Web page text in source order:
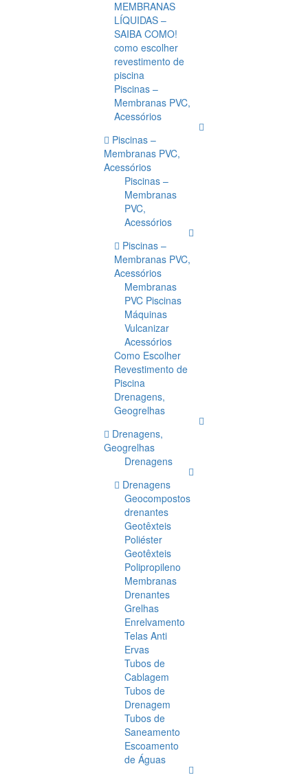
MEMBRANAS
LÍQUIDAS –
SAIBA COMO!
como escolher
revestimento de
piscina
Piscinas –
Membranas PVC,
Acessórios
Piscinas –
Membranas PVC,
Acessórios
Piscinas –
Membranas
PVC,
Acessórios
Piscinas –
Membranas PVC,
Acessórios
Membranas
PVC Piscinas
Máquinas
Vulcanizar
Acessórios
Como Escolher
Revestimento de
Piscina
Drenagens,
Geogrelhas
Drenagens,
Geogrelhas
Drenagens
Drenagens
Geocompostos
drenantes
Geotêxteis
Poliéster
Geotêxteis
Polipropileno
Membranas
Drenantes
Grelhas
Enrelvamento
Telas Anti
Ervas
Tubos de
Cablagem
Tubos de
Drenagem
Tubos de
Saneamento
Escoamento
de Águas